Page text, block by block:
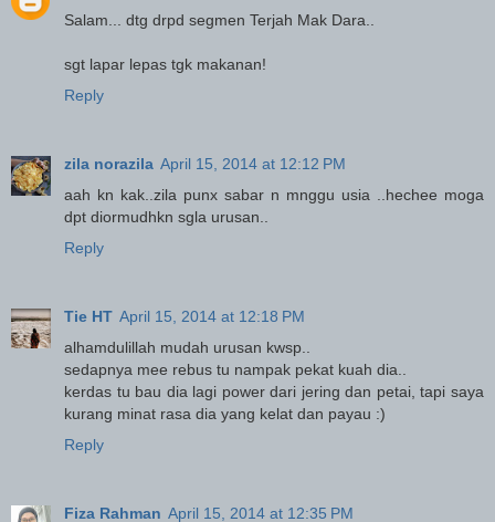
Salam... dtg drpd segmen Terjah Mak Dara..
sgt lapar lepas tgk makanan!
Reply
zila norazila April 15, 2014 at 12:12 PM
aah kn kak..zila punx sabar n mnggu usia ..hechee moga
dpt diormudhkn sgla urusan..
Reply
Tie HT April 15, 2014 at 12:18 PM
alhamdulillah mudah urusan kwsp..
sedapnya mee rebus tu nampak pekat kuah dia..
kerdas tu bau dia lagi power dari jering dan petai, tapi saya
kurang minat rasa dia yang kelat dan payau :)
Reply
Fiza Rahman April 15, 2014 at 12:35 PM